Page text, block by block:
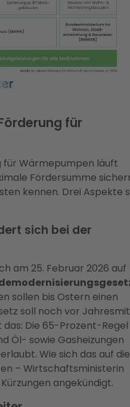
für
für Wärmepumpen läuft
Fördersumme
kennen. Drei Aspekte
sich bei der
am 25. Februar 2026 auf
sollen bis Ostern einen
soll noch vor
Die 65-Prozent-
Öl- sowie Gasheizungen
Wie sich das auf die
– Wirtschaftsministerin
angekündigt.